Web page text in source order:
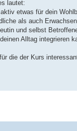
lautet:
etwas für dein
als auch
und selbst
Alltag integrieren
die der Kurs